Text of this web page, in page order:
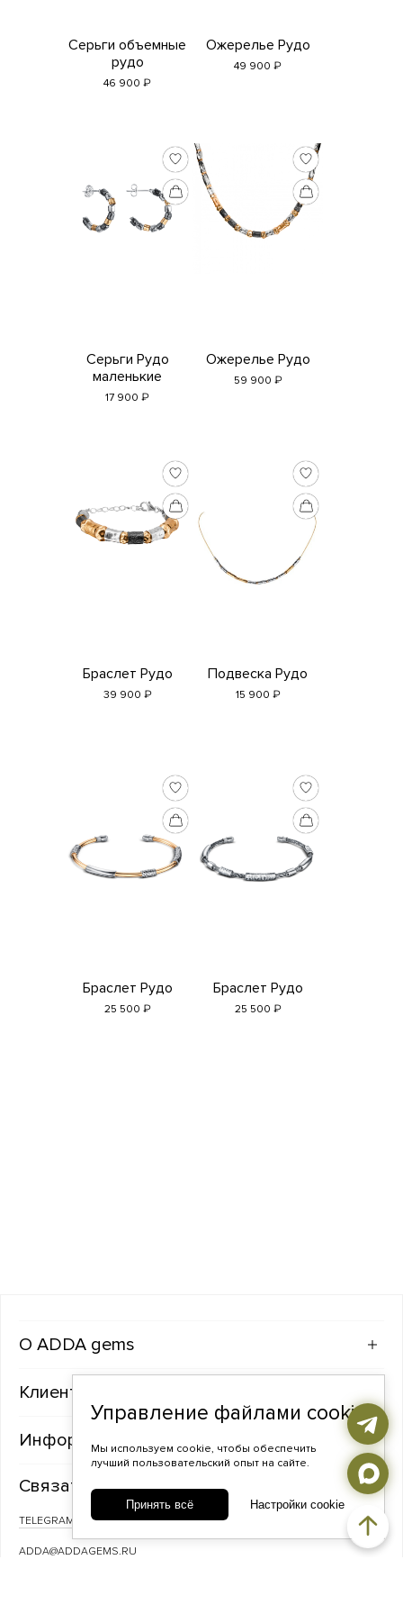
Серьги объемные
рудо
46 900 ₽
Ожерелье Рудо
49 900 ₽
Серьги Рудо
маленькие
17 900 ₽
Ожерелье Рудо
59 900 ₽
Браслет Рудо
39 900 ₽
Подвеска Рудо
15 900 ₽
Браслет Рудо
25 500 ₽
Браслет Рудо
25 500 ₽
ADDA gems
Клиентам
Информация
Связаться с нами
TELEGRAM ВКОНТАКТЕ
ADDA@ADDAGEMS.RU
Управление файлами cookie
Мы используем cookie, чтобы обеспечить
лучший пользовательский опыт на сайте.
Принять всё Настройки cookie